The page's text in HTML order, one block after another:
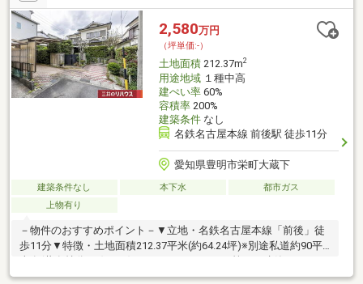
2,580万円
（坪単価:-）
土地面積212.37m2
用途地域１種中高
建ぺい率60%
容積率200%
建築条件なし
名鉄名古屋本線 前後駅 徒歩11分
愛知県豊明市栄町大蔵下
建築条件なし 本下水
都市ガス
上物有り
－物件のおすすめポイント－▼立地・名鉄名古屋本線「前後」徒
歩11分▼特徴・土地面積212.37平米(約64.24坪)※別途私道約90平
米有(共有持分2/8)・お好きなハウスメーカー等にて建築できま
す・南東側にお庭を配置するプランも検討可能・現況古家有、詳